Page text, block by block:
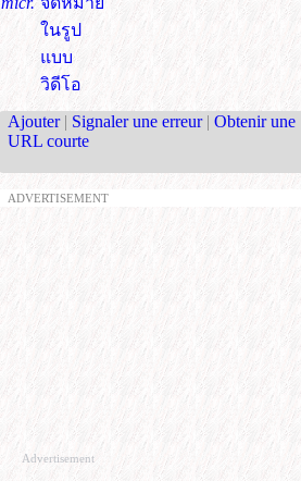
ในรูป
แบบ
วิดีโอ
Ajouter | Signaler une erreur | Obtenir une
URL courte
ADVERTISEMENT
Advertisement